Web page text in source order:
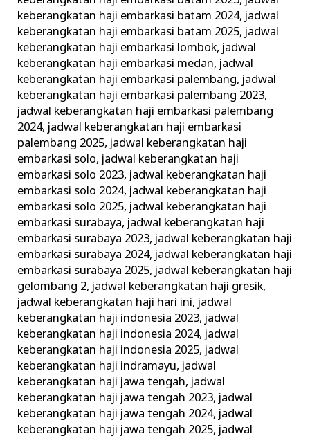
keberangkatan haji embarkasi batam 2024, jadwal
keberangkatan haji embarkasi batam 2025, jadwal
keberangkatan haji embarkasi lombok, jadwal
keberangkatan haji embarkasi medan, jadwal
keberangkatan haji embarkasi palembang, jadwal
keberangkatan haji embarkasi palembang 2023,
jadwal keberangkatan haji embarkasi palembang
2024, jadwal keberangkatan haji embarkasi
palembang 2025, jadwal keberangkatan haji
embarkasi solo, jadwal keberangkatan haji
embarkasi solo 2023, jadwal keberangkatan haji
embarkasi solo 2024, jadwal keberangkatan haji
embarkasi solo 2025, jadwal keberangkatan haji
embarkasi surabaya, jadwal keberangkatan haji
embarkasi surabaya 2023, jadwal keberangkatan haji
embarkasi surabaya 2024, jadwal keberangkatan haji
embarkasi surabaya 2025, jadwal keberangkatan haji
gelombang 2, jadwal keberangkatan haji gresik,
jadwal keberangkatan haji hari ini, jadwal
keberangkatan haji indonesia 2023, jadwal
keberangkatan haji indonesia 2024, jadwal
keberangkatan haji indonesia 2025, jadwal
keberangkatan haji indramayu, jadwal
keberangkatan haji jawa tengah, jadwal
keberangkatan haji jawa tengah 2023, jadwal
keberangkatan haji jawa tengah 2024, jadwal
keberangkatan haji jawa tengah 2025, jadwal